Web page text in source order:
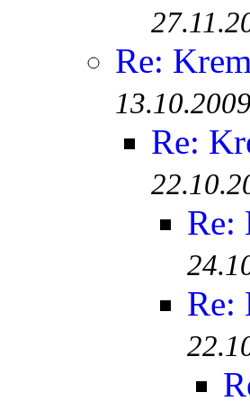
Re:
Re:
Re:
Re: